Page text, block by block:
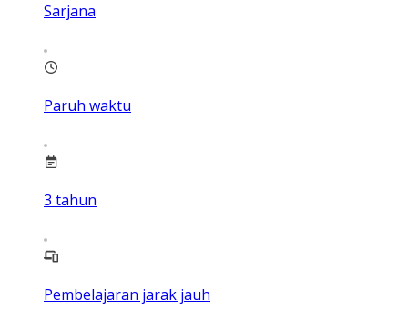
Sarjana
Paruh waktu
3 tahun
Pembelajaran jarak jauh